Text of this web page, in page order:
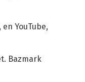
en YouTube,
Bazmark